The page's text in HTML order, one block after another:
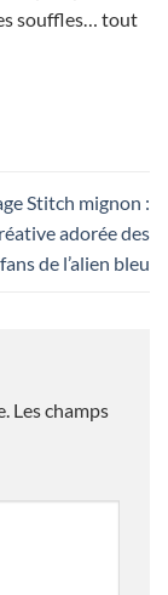
souffles… tout
Stitch mignon :
adorée des
fans de l’alien bleu
Les champs